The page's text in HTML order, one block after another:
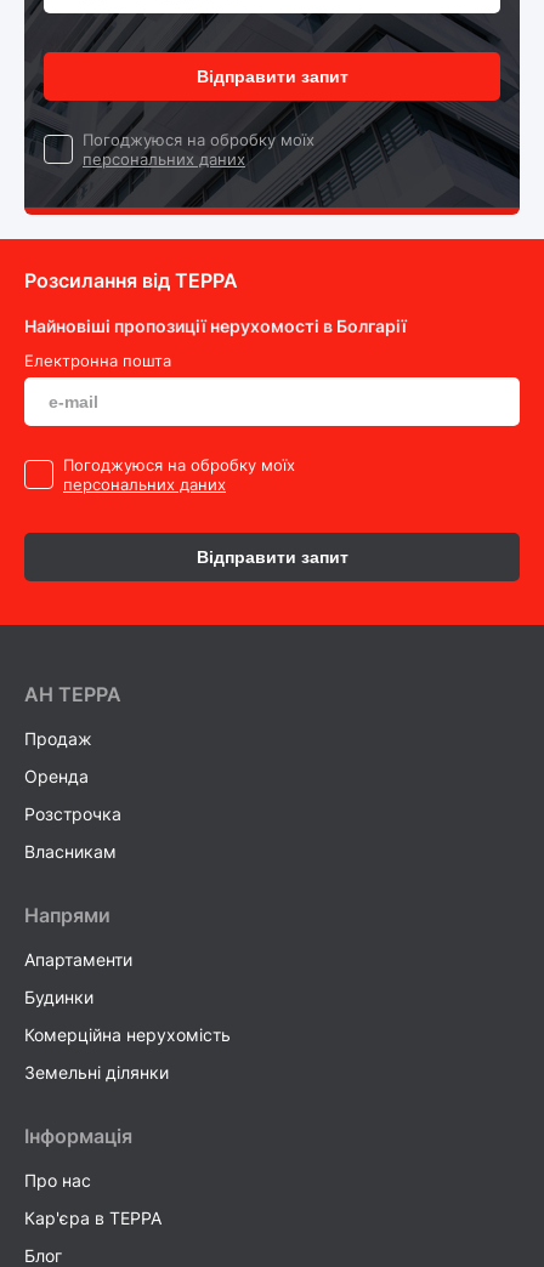
Відправити запит
Погоджуюся на обробку моїх
персональних даних
Розсилання від ТEPPA
Найновіші пропозиції нерухомості в Болгарії
Електронна пошта
Погоджуюся на обробку моїх
персональних даних
Відправити запит
AH ТEPPA
Продаж
Оренда
Розстрочка
Власникам
Напрями
Апартаменти
Будинки
Комерційна нерухомість
Земельні ділянки
Інформація
Про нас
Кар'єра в TEPPA
Блог